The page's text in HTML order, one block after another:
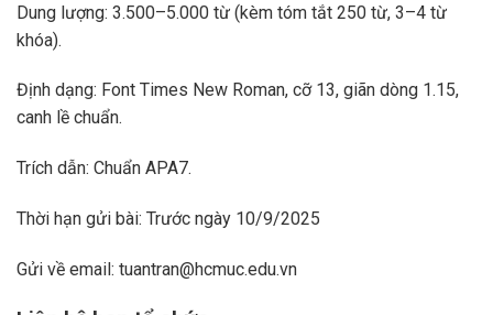
Dung lượng: 3.500–5.000 từ (kèm tóm tắt 250 từ, 3–4 từ
khóa).
Định dạng: Font Times New Roman, cỡ 13, giãn dòng 1.15,
canh lề chuẩn.
Trích dẫn: Chuẩn APA7.
Thời hạn gửi bài: Trước ngày 10/9/2025
Gửi về email: tuantran@hcmuc.edu.vn